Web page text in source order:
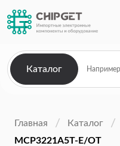
Каталог
Главная Каталог
MCP3221A5T-E/OT